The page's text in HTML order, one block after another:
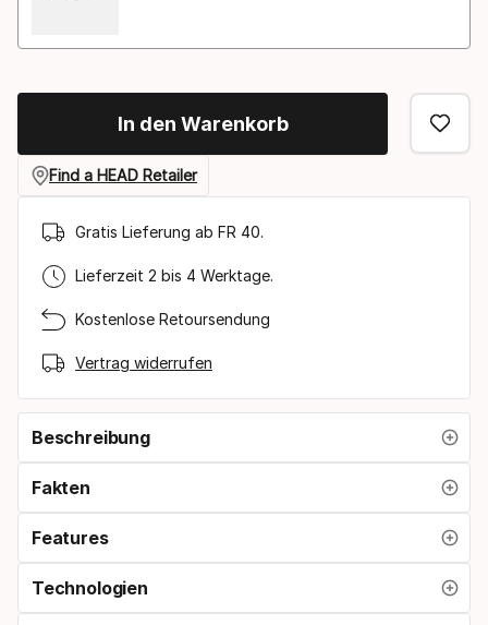
In den Warenkorb
Find a HEAD Retailer
Gratis Lieferung ab FR 40.
Lieferzeit 2 bis 4 Werktage.
Kostenlose Retoursendung
Vertrag widerrufen
Beschreibung
Fakten
Features
Technologien